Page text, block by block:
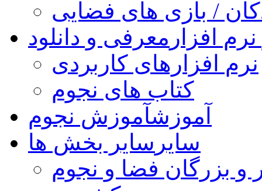
/ بازی های فضایی
افزار معرفی و دانلود
نرم افزارهای کاربردی
کتاب های نجوم
آموزشآموزش نجوم
سایر سایر بخش ها
و بزرگان فضا و نجوم